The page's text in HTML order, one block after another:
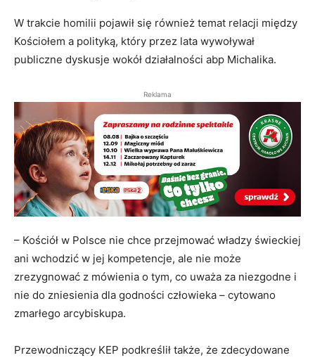
W trakcie homilii pojawił się również temat relacji między
Kościołem a polityką, który przez lata wywoływał
publiczne dyskusje wokół działalności abp Michalika.
Reklama
– Kościół w Polsce nie chce przejmować władzy świeckiej
ani wchodzić w jej kompetencje, ale nie może
zrezygnować z mówienia o tym, co uważa za niezgodne i
nie do zniesienia dla godności człowieka – cytowano
zmarłego arcybiskupa.
Przewodniczący KEP podkreślił także, że zdecydowane